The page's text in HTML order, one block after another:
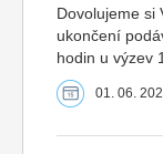
Dovolujeme si
ukončení
hodin u výzev
01. 06.